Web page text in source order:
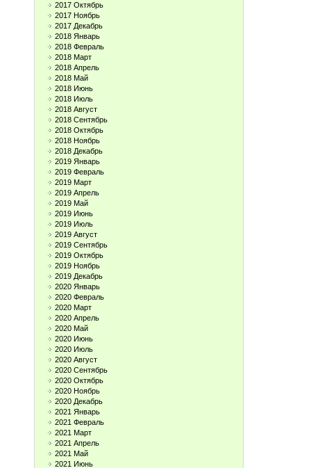
2017 Октябрь
2017 Ноябрь
2017 Декабрь
2018 Январь
2018 Февраль
2018 Март
2018 Апрель
2018 Май
2018 Июнь
2018 Июль
2018 Август
2018 Сентябрь
2018 Октябрь
2018 Ноябрь
2018 Декабрь
2019 Январь
2019 Февраль
2019 Март
2019 Апрель
2019 Май
2019 Июнь
2019 Июль
2019 Август
2019 Сентябрь
2019 Октябрь
2019 Ноябрь
2019 Декабрь
2020 Январь
2020 Февраль
2020 Март
2020 Апрель
2020 Май
2020 Июнь
2020 Июль
2020 Август
2020 Сентябрь
2020 Октябрь
2020 Ноябрь
2020 Декабрь
2021 Январь
2021 Февраль
2021 Март
2021 Апрель
2021 Май
2021 Июнь